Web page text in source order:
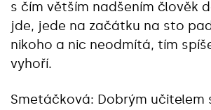
s čím větším nadšením člověk
jde, jede na začátku na sto
nikoho a nic neodmítá, tím
vyhoří.
Smetáčková: Dobrým učitelem